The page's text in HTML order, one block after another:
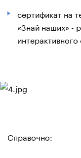
сертификат на
«Знай наших» -
Справочно: